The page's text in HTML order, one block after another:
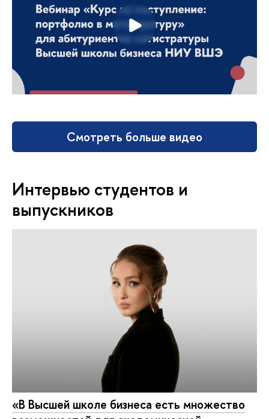
Смотреть больше видео
Интервью студентов и
выпускников
«В Высшей школе бизнеса есть множество